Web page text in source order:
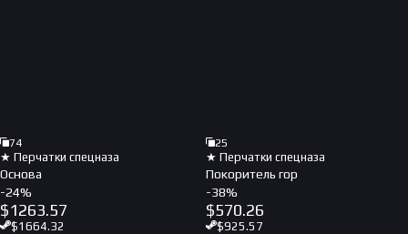
74
★ Перчатки спецназа
Основа
-24%
$1263.57
$1664.32
25
★ Перчатки спецназа
Покоритель гор
-38%
$570.26
$925.57